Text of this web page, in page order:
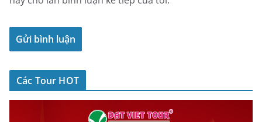
Các Tour HOT